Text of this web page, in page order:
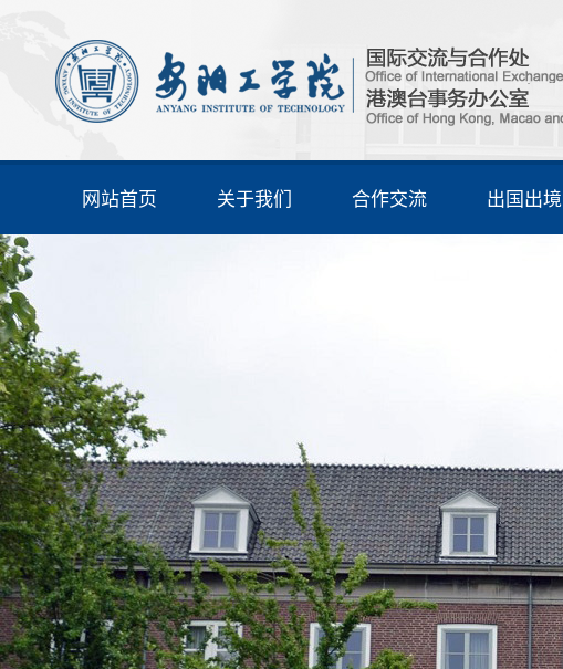
网站首页 关于我们 合作交流 出国出境